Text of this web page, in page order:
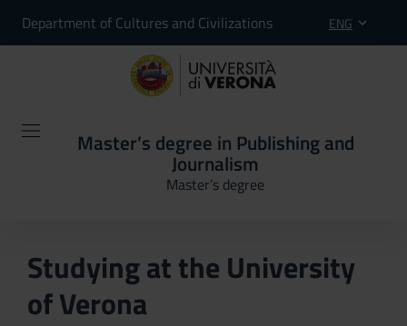
Department of Cultures and Civilizations ENG
Master’s degree in Publishing and
Journalism
Master’s degree
Studying at the University
of Verona